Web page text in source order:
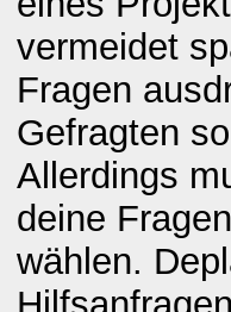
vermeidet
Fragen
Gefragten
Allerdings
deine
wählen.